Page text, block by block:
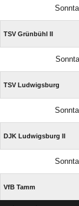
TSV Grünbühl II
TSV Ludwigsburg
DJK Ludwigsburg II
VfB Tamm